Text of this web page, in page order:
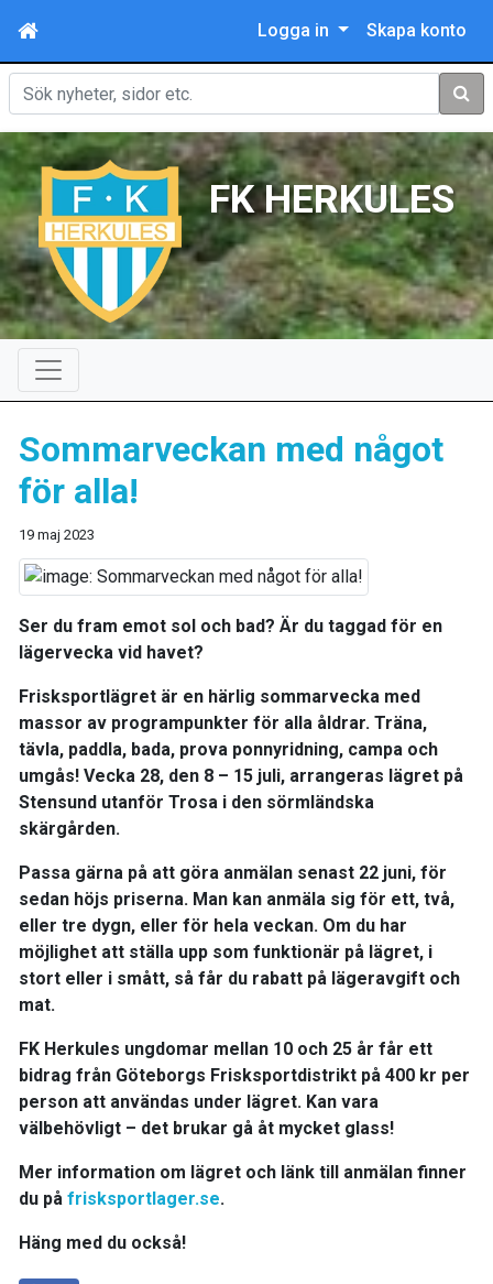
Logga in Skapa konto
Sök
FK HERKULES
Sommarveckan med något
för alla!
19 maj 2023
Ser du fram emot sol och bad? Är du taggad för en
lägervecka vid havet?
Frisksportlägret är en härlig sommarvecka med
massor av programpunkter för alla åldrar. Träna,
tävla, paddla, bada, prova ponnyridning, campa och
umgås! Vecka 28, den 8 – 15 juli, arrangeras lägret på
Stensund utanför Trosa i den sörmländska
skärgården.
Passa gärna på att göra anmälan senast 22 juni, för
sedan höjs priserna. Man kan anmäla sig för ett, två,
eller tre dygn, eller för hela veckan. Om du har
möjlighet att ställa upp som funktionär på lägret, i
stort eller i smått, så får du rabatt på lägeravgift och
mat.
FK Herkules ungdomar mellan 10 och 25 år får ett
bidrag från Göteborgs Frisksportdistrikt på 400 kr per
person att användas under lägret. Kan vara
välbehövligt – det brukar gå åt mycket glass!
Mer information om lägret och länk till anmälan finner
du på frisksportlager.se.
Häng med du också!